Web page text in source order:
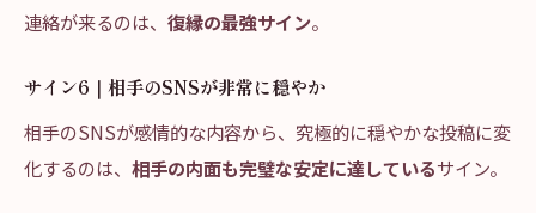
連絡が来るのは、 復縁の最強サイン。
サイン6｜相手のSNSが非常に穏やか
相手のSNSが感情的な内容から、究極的に穏やかな投稿に変
化するのは、 相手の内面も完璧な安定に達しているサイン。